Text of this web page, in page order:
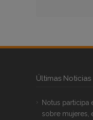
Últimas Noticias
Notus participa
sobre mujeres,